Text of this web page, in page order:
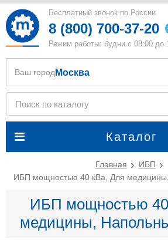
Бесплатный звонок по России
8 (800) 700-37-20
Режим работы: будни с 08:00 до
Каталог
Ваш город Москва
Главная
ИБП
ИБП мощностью 40 кВа, Для
ИБП мощностью
медицины,